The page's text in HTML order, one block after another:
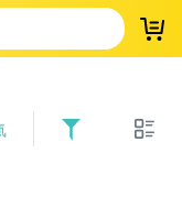
登